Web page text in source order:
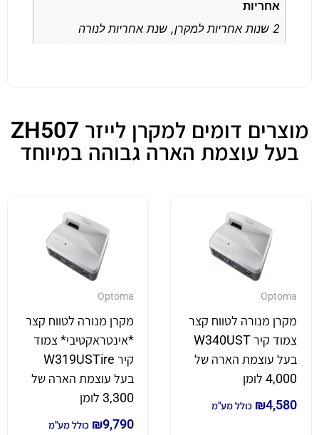
אחריות
2 שנות אחריות למקרן, שנת אחריות לנורה
מוצרים דומים למקרן לייזר ZH507
בעל עוצמת הארה גבוהה במיוחד
Optoma
מקרן מנורה לטווח קצר
צמוד קיר W340UST
בעל עוצמת הארה של
4,000 לומן
₪4,580 כולל מע"מ
Optoma
מקרן מנורה לטווח קצר
*אינטראקטיבי* צמוד
קיר W319USTire
בעל עוצמת הארה של
3,300 לומן
₪9,790 כולל מע"מ